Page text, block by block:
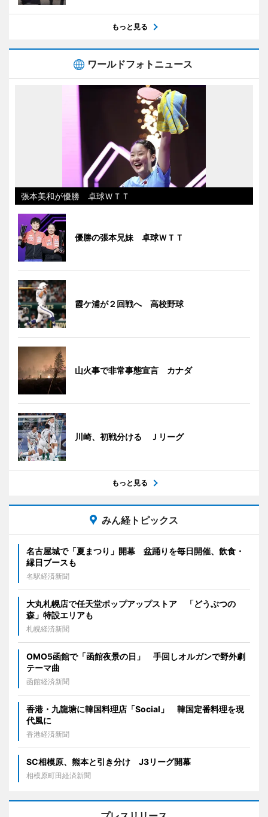
もっと見る
ワールドフォトニュース
張本美和が優勝 卓球ＷＴＴ
優勝の張本兄妹 卓球ＷＴＴ
霞ケ浦が２回戦へ 高校野球
山火事で非常事態宣言 カナダ
川崎、初戦分ける Ｊリーグ
もっと見る
みん経トピックス
名古屋城で「夏まつり」開幕 盆踊りを毎日開催、飲食・
縁日ブースも
名駅経済新聞
大丸札幌店で任天堂ポップアップストア 「どうぶつの
森」特設エリアも
札幌経済新聞
OMO5函館で「函館夜景の日」 手回しオルガンで野外劇
テーマ曲
函館経済新聞
香港・九龍塘に韓国料理店「Social」 韓国定番料理を現
代風に
香港経済新聞
SC相模原、熊本と引き分け J3リーグ開幕
相模原町田経済新聞